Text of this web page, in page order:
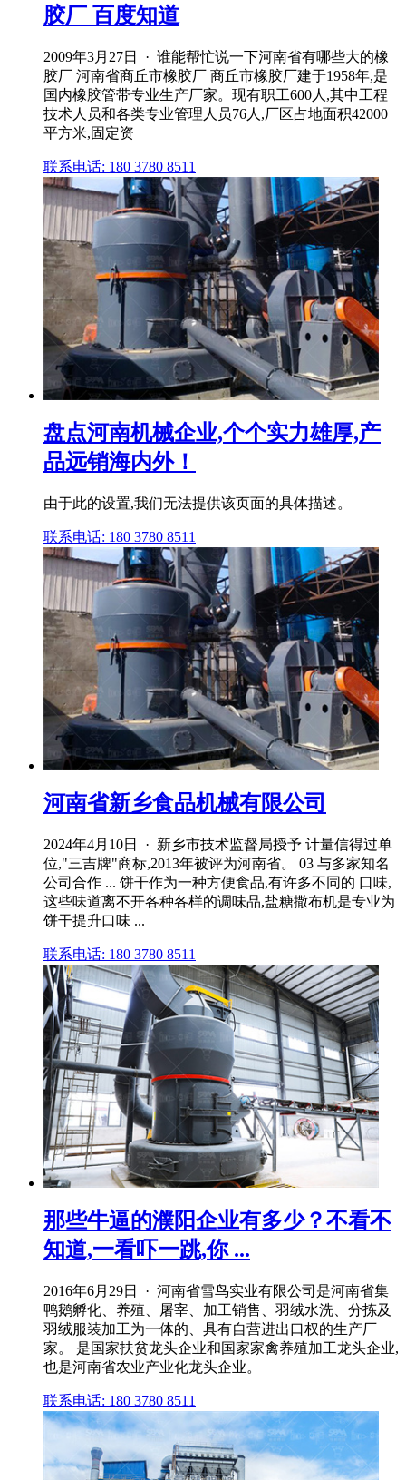
胶厂 百度知道
2009年3月27日 · 谁能帮忙说一下河南省有哪些大的橡
胶厂 河南省商丘市橡胶厂 商丘市橡胶厂建于1958年,是
国内橡胶管带专业生产厂家。现有职工600人,其中工程
技术人员和各类专业管理人员76人,厂区占地面积42000
平方米,固定资
联系电话: 180 3780 8511
盘点河南机械企业,个个实力雄厚,产
品远销海内外！
由于此的设置,我们无法提供该页面的具体描述。
联系电话: 180 3780 8511
河南省新乡食品机械有限公司
2024年4月10日 · 新乡市技术监督局授予 计量信得过单
位,"三吉牌"商标,2013年被评为河南省。 03 与多家知名
公司合作 ... 饼干作为一种方便食品,有许多不同的 口味,
这些味道离不开各种各样的调味品,盐糖撒布机是专业为
饼干提升口味 ...
联系电话: 180 3780 8511
那些牛逼的濮阳企业有多少？不看不
知道,一看吓一跳,你 ...
2016年6月29日 · 河南省雪鸟实业有限公司是河南省集
鸭鹅孵化、养殖、屠宰、加工销售、羽绒水洗、分拣及
羽绒服装加工为一体的、具有自营进出口权的生产厂
家。 是国家扶贫龙头企业和国家家禽养殖加工龙头企业,
也是河南省农业产业化龙头企业。
联系电话: 180 3780 8511